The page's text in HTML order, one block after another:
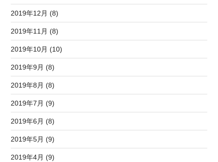
2019年12月 (8)
2019年11月 (8)
2019年10月 (10)
2019年9月 (8)
2019年8月 (8)
2019年7月 (9)
2019年6月 (8)
2019年5月 (9)
2019年4月 (9)